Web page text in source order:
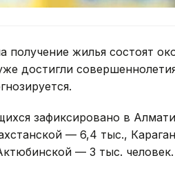
жилья состоят
достигли
зафиксировано в
— 6,4 тыс.,
— 3 тыс. человек.